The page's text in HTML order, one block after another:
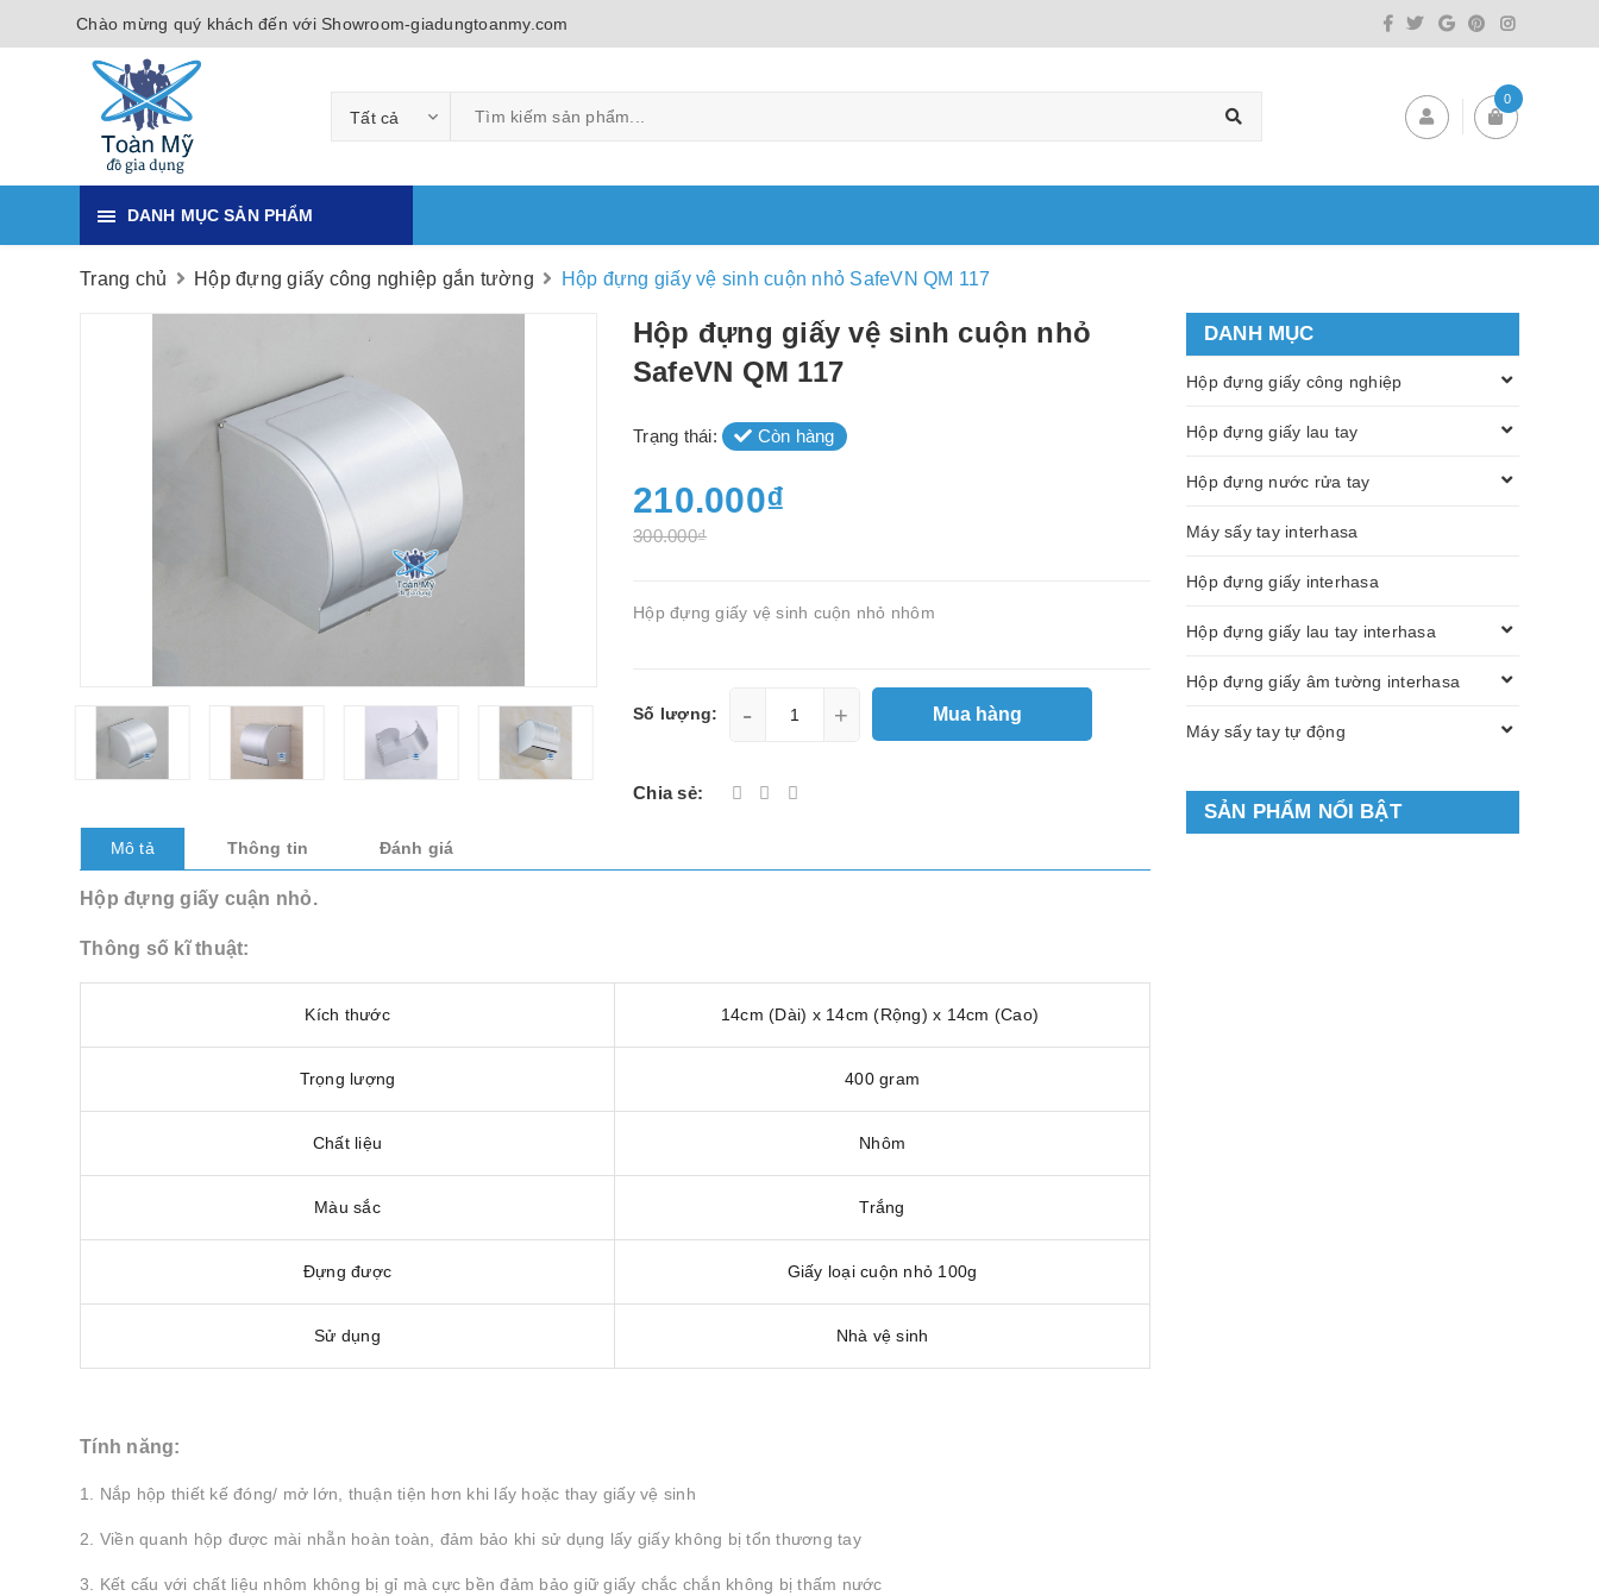
Chào mừng quý khách đến với Showroom-giadungtoanmy.com
Tất cả
0
DANH MỤC SẢN PHẨM
Trang chủ Hộp đựng giấy công nghiệp gắn tường Hộp đựng giấy vệ sinh cuộn nhỏ SafeVN QM 117
Hộp đựng giấy vệ sinh cuộn nhỏ
SafeVN QM 117
Trạng thái: Còn hàng
210.000₫
300.000₫
Hộp đựng giấy vệ sinh cuộn nhỏ nhôm
Số lượng: - + Mua hàng
Chia sẻ:
Mô tả Thông tin Đánh giá
Hộp đựng giấy cuận nhỏ.
Thông số kĩ thuật:
Kích thước 14cm (Dài) x 14cm (Rộng) x 14cm (Cao)
Trọng lượng 400 gram
Chất liệu Nhôm
Màu sắc Trắng
Đựng được Giấy loại cuộn nhỏ 100g
Sử dụng Nhà vệ sinh
Tính năng:
1. Nắp hộp thiết kế đóng/ mở lớn, thuận tiện hơn khi lấy hoặc thay giấy vệ sinh
2. Viền quanh hộp được mài nhẵn hoàn toàn, đảm bảo khi sử dụng lấy giấy không bị tổn thương tay
3. Kết cấu với chất liệu nhôm không bị gỉ mà cực bền đảm bảo giữ giấy chắc chắn không bị thấm nước
DANH MỤC
Hộp đựng giấy công nghiệp
Hộp đựng giấy lau tay
Hộp đựng nước rửa tay
Máy sấy tay interhasa
Hộp đựng giấy interhasa
Hộp đựng giấy lau tay interhasa
Hộp đựng giấy âm tường interhasa
Máy sấy tay tự động
SẢN PHẨM NỔI BẬT